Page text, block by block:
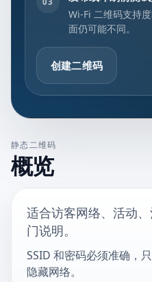
Wi-Fi 二维码支持
面仍可能不同。
创建二维码
静态二维码
概览
适合访客网络、活动
门说明。
SSID 和密码必须准确，
隐藏网络。